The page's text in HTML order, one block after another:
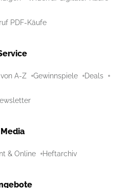
PDF-Käufe
A-Z Gewinnspiele Deals
Media
& Online Heftarchiv